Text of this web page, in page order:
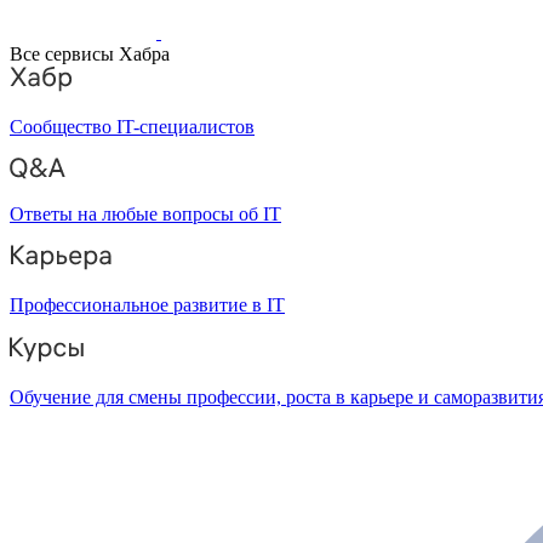
Все сервисы Хабра
Сообщество IT-специалистов
Ответы на любые вопросы об IT
Профессиональное развитие в IT
Обучение для смены профессии, роста в карьере и